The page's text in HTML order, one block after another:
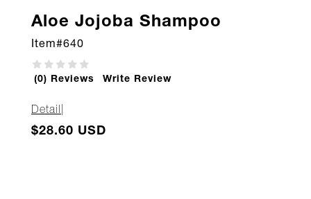
Aloe Jojoba Shampoo
Item#640
(0) Reviews Write Review
Detail
$28.60 USD